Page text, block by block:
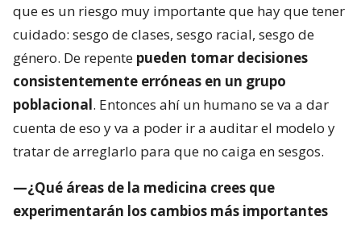
que es un riesgo muy importante que hay que tener
cuidado: sesgo de clases, sesgo racial, sesgo de
género. De repente pueden tomar decisiones
consistentemente erróneas en un grupo
poblacional. Entonces ahí un humano se va a dar
cuenta de eso y va a poder ir a auditar el modelo y
tratar de arreglarlo para que no caiga en sesgos.
—¿Qué áreas de la medicina crees que
experimentarán los cambios más importantes